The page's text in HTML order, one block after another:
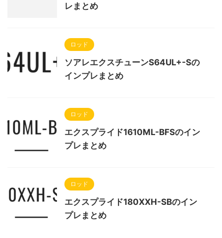
レまとめ
ロッド
ソアレエクスチューンS64UL+-Sの
インプレまとめ
ロッド
エクスプライド1610ML-BFSのイン
プレまとめ
ロッド
エクスプライド180XXH-SBのイン
プレまとめ